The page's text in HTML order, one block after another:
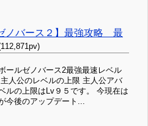
ノバース２】最強攻略 最
ールゼノバース2最強最速レベル
主人公のレベルの上限 主人公アバ
ルの上限はLv９５です。 今現在は
今後のアップデート...